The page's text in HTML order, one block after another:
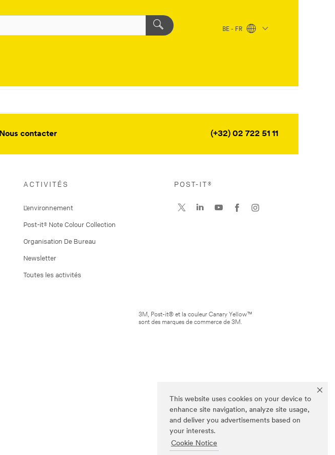
This website uses cookies on your device to
enhance site navigation, analyze site usage,
and deliver you advertisements based on
your interests.
Cookie Notice
BE - FR
Nous contacter (+32) 02 722 51 11
ACTIVITÉS
L’environnement
Post-it® Note Colour Collection
Organisation De Bureau
Newsletter
Toutes les activités
POST-IT®
3M, Post-it® et la couleur Canary Yellow™
sont des marques de commerce de 3M.